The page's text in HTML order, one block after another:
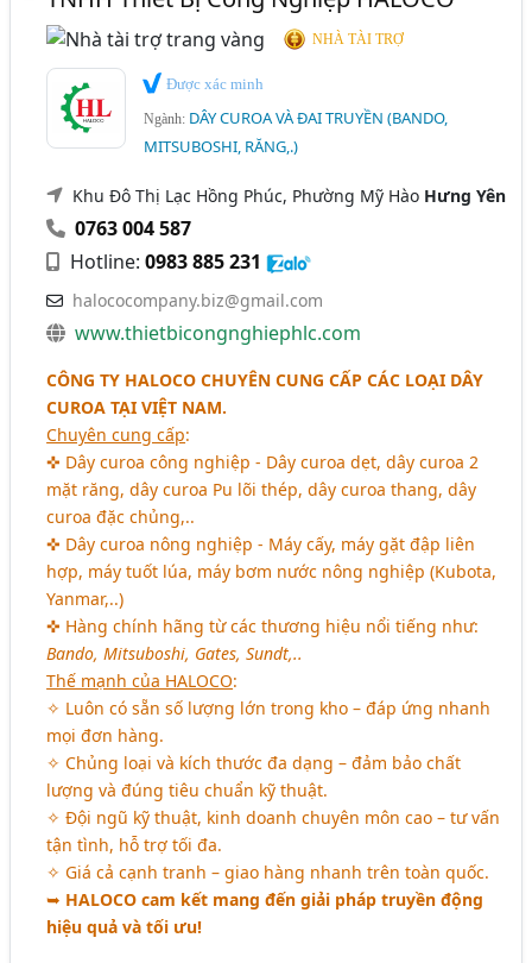
NHÀ TÀI TRỢ
Được xác minh
Ngành: DÂY CUROA VÀ ĐAI TRUYỀN (BANDO,
MITSUBOSHI, RĂNG,.)
Khu Đô Thị Lạc Hồng Phúc, Phường Mỹ Hào Hưng Yên
0763 004 587
Hotline:0983 885 231
halococompany.biz@gmail.com
www.thietbicongnghiephlc.com
CÔNG TY HALOCO CHUYÊN CUNG CẤP CÁC LOẠI DÂY
CUROA TẠI VIỆT NAM.
Chuyên cung cấp:
✜ Dây curoa công nghiệp - Dây curoa dẹt, dây curoa 2
mặt răng, dây curoa Pu lõi thép, dây curoa thang, dây
curoa đặc chủng,..
✜ Dây curoa nông nghiệp - Máy cấy, máy gặt đập liên
hợp, máy tuốt lúa, máy bơm nước nông nghiệp (Kubota,
Yanmar,..)
✜ Hàng chính hãng từ các thương hiệu nổi tiếng như:
Bando, Mitsuboshi, Gates, Sundt,..
Thế mạnh của HALOCO:
✧ Luôn có sẵn số lượng lớn trong kho – đáp ứng nhanh
mọi đơn hàng.
✧ Chủng loại và kích thước đa dạng – đảm bảo chất
lượng và đúng tiêu chuẩn kỹ thuật.
✧ Đội ngũ kỹ thuật, kinh doanh chuyên môn cao – tư vấn
tận tình, hỗ trợ tối đa.
✧ Giá cả cạnh tranh – giao hàng nhanh trên toàn quốc.
➥ HALOCO cam kết mang đến giải pháp truyền động
hiệu quả và tối ưu!